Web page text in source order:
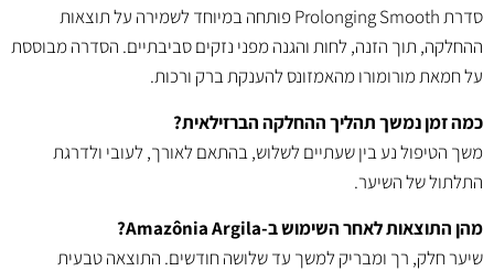
סדרת Prolonging Smooth פותחה במיוחד לשמירה על תוצאות
ההחלקה, תוך הזנה, לחות והגנה מפני נזקים סביבתיים. הסדרה מבוססת
על חמאת מורומורו מהאמזונס להענקת ברק ורכות.
כמה זמן נמשך תהליך ההחלקה הברזילאית?
משך הטיפול נע בין שעתיים לשלוש, בהתאם לאורך, לעובי ולדרגת
התלתול של השיער.
מהן התוצאות לאחר השימוש ב-Amazônia Argila?
שיער חלק, רך ומבריק למשך עד שלושה חודשים. התוצאה טבעית